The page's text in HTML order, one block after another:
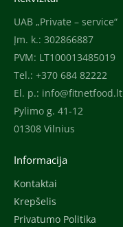
UAB „Private – service“
Įm. k.: 302866887
PVM: LT100013485019
Tel.: +370 684 82222
El. p.: info@fitnetfood.lt
Pylimo g. 41-12
01308 Vilnius
Informacija
Kontaktai
Krepšelis
Privatumo Politika